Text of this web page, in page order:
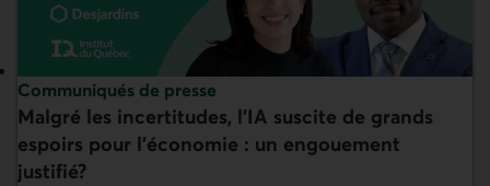
Sujet :
Communiqués de presse
En vedette :
Malgré les incertitudes, l’IA suscite de grands
espoirs pour l’économie : un engouement
justifié?